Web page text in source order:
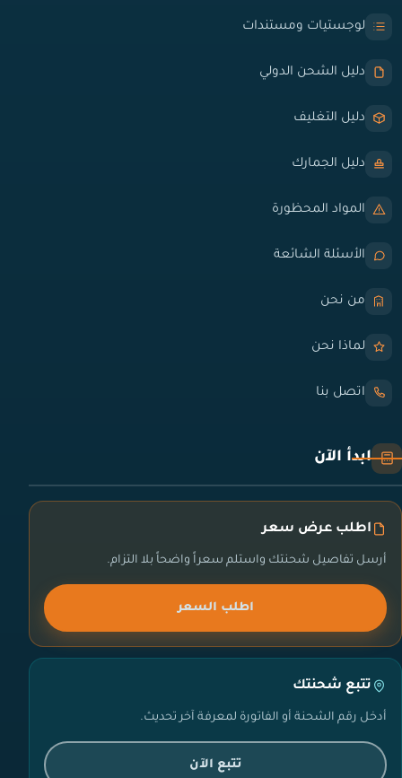
لوجستيات ومستندات
دليل الشحن الدولي
دليل التغليف
دليل الجمارك
المواد المحظورة
الأسئلة الشائعة
من نحن
لماذا نحن
اتصل بنا
ابدأ الآن
اطلب عرض سعر
أرسل تفاصيل شحنتك واستلم سعراً واضحاً بلا التزام.
اطلب السعر
تتبع شحنتك
أدخل رقم الشحنة أو الفاتورة لمعرفة آخر تحديث.
تتبع الآن